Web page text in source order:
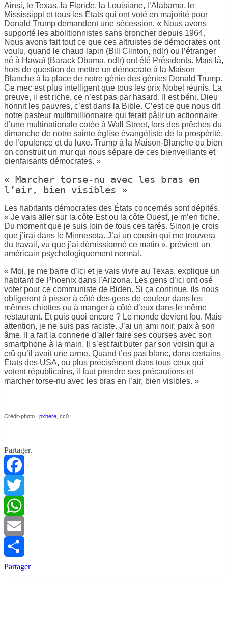
Ainsi, le Texas, la Floride, la Louisiane, l’Alabama, le
Mississippi et tous les États qui ont voté en majorité pour
Donald Trump demandent une sécession. « Nous avons
supporté les abolitionnistes sans broncher depuis 1964.
Nous avons fait tout ce que ces altruistes de démocrates ont
voulu, quand le chaud lapin (Bill Clinton, ndlr) ou l’étranger
né à Hawaï (Barack Obama, ndlr) ont été Présidents. Mais là,
hors de question de mettre un démocrate à la Maison
Blanche à la place de notre génie des génies Donald Trump.
Ce mec est plus intelligent que tous les prix Nobel réunis. La
preuve, il est riche, ce n’est pas par hasard. Il est béni. Dieu
honnit les pauvres, c’est dans la Bible. C’est ce que nous dit
notre pasteur multimillionnaire qui ferait pâlir un actionnaire
d’une multinationale cotée à Wall Street, lors des prêches du
dimanche de notre sainte église évangéliste de la prospérité,
de l’opulence et du luxe. Trump à la Maison-Blanche ou bien
on construit un mur qui nous sépare de ces bienveillants et
bienfaisants démocrates. »
« Marcher torse-nu avec les bras en
l’air, bien visibles »
Les habitants démocrates des États concernés sont dépités.
« Je vais aller sur la côte Est ou la côte Ouest, je m’en fiche.
Du moment que je suis loin de tous ces tarés. Sinon je crois
que j’irai dans le Minnesota. J’ai un cousin qui me trouvera
du travail, vu que j’ai démissionné ce matin », prévient un
américain psychologiquement normal.
« Moi, je me barre d’ici et je vais vivre au Texas, explique un
habitant de Phoenix dans l’Arizona. Les gens d’ici ont osé
voter pour ce communiste de Biden. Si ça continue, ils nous
obligeront à pisser à côté des gens de couleur dans les
mêmes chiottes ou à manger à côté d’eux dans le même
restaurant. Et puis quoi encore ? Le monde devient fou. Mais
attention, je ne suis pas raciste. J’ai un ami noir, paix à son
âme. Il a fait la connerie d’aller faire ses courses avec son
smartphone à la main. Il s’est fait buter par son voisin qui a
crû qu’il avait une arme. Quand t’es pas blanc, dans certains
États des USA, ou plus précisément dans tous ceux qui
votent républicains, il faut prendre ses précautions et
marcher torse-nu avec les bras en l’air, bien visibles. »
Crédit-photo : pxhere , cc0.
Partager.
Facebook
Twitter
WhatsApp
Email
Partager